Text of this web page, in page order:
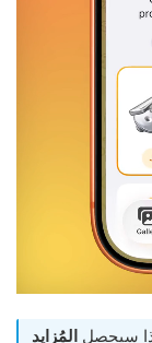
سيحصل المُزايد